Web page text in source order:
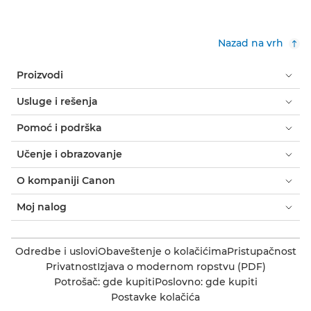
Nazad na vrh
Proizvodi
Usluge i rešenja
Pomoć i podrška
Učenje i obrazovanje
O kompaniji Canon
Moj nalog
Odredbe i usloviObaveštenje o kolačićimaPristupačnost
PrivatnostIzjava o modernom ropstvu (PDF)
Potrošač: gde kupitiPoslovno: gde kupiti
Postavke kolačića